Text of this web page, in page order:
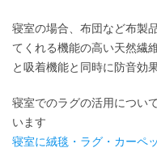
寝室の場合、布団など布製
てくれる機能の高い天然繊
と吸着機能と同時に防音効
寝室でのラグの活用につい
います
寝室に絨毯・ラグ・カーペ